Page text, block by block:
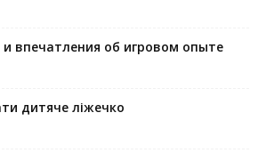
впечатления об игровом опыте
дитяче ліжечко